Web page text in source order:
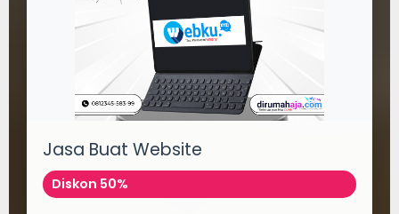
Jasa Buat Website
Diskon 50%